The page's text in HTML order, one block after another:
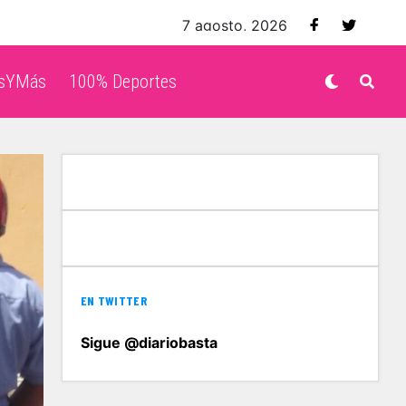
7 agosto, 2026
100% Deportes
EN TWITTER
Sigue @diariobasta